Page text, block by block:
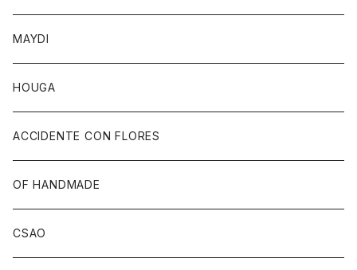
MAYDI
HOUGA
ACCIDENTE CON FLORES
OF HANDMADE
CSAO